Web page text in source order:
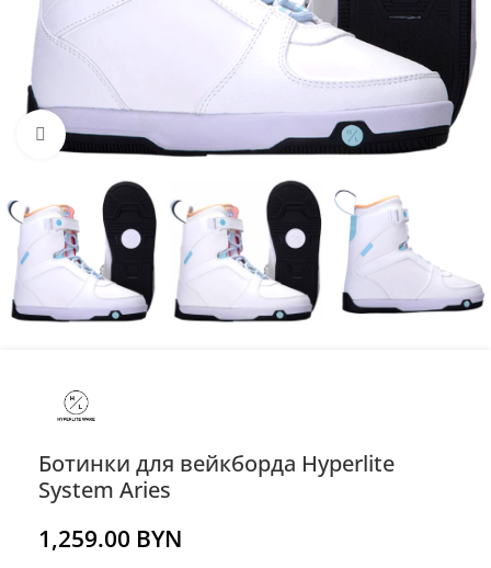
Нажмите, чтобы увеличить
Ботинки для вейкборда Hyperlite
System Aries
1,259.00 BYN